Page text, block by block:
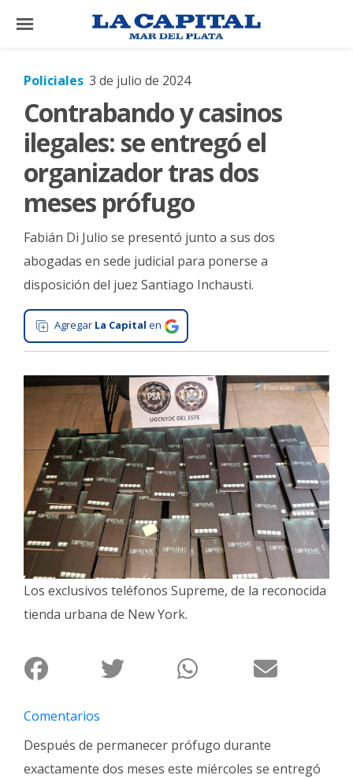
×
El
País
Mundo
La
Cultura
Tecnología
Gastronomía
Salud
Interés
General
Ciudad
Deportes
Arte
y
Espectáculos
Policiales
Cartelera
Fotos
Familia
Clasificados
Fúnebres
Policiales 3 de julio de 2024
Contrabando y casinos
ilegales: se entregó el
organizador tras dos
meses prófugo
Fabián Di Julio se presentó junto a sus dos
abogadas en sede judicial para ponerse a
disposición del juez Santiago Inchausti.
Agregar La Capital en
Los exclusivos teléfonos Supreme, de la reconocida
tienda urbana de New York.
Comentarios
Después de permanecer prófugo durante
exactamente dos meses este miércoles se entregó